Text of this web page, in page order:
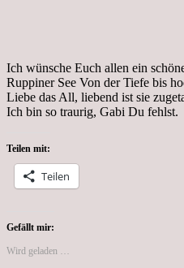
Ich wünsche Euch allen ein
Ruppiner See Von der Tiefe bis
Liebe das All, liebend ist sie
Ich bin so traurig, Gabi Du fehlst.
Teilen mit:
Teilen
Gefällt mir:
Wird geladen …